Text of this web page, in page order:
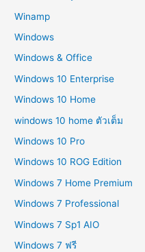
Winamp
Windows
Windows & Office
Windows 10 Enterprise
Windows 10 Home
windows 10 home ตัวเต็ม
Windows 10 Pro
Windows 10 ROG Edition
Windows 7 Home Premium
Windows 7 Professional
Windows 7 Sp1 AIO
Windows 7 ฟรี